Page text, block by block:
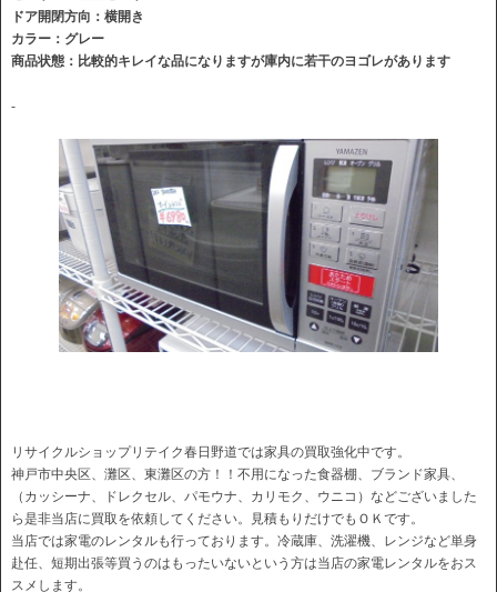
ドア開閉方向：横開き
カラー：グレー
商品状態：比較的キレイな品になりますが庫内に若干のヨゴレがあります
-
リサイクルショップリテイク春日野道では家具の買取強化中です。
神戸市中央区、灘区、東灘区の方！！不用になった食器棚、ブランド家具、
（カッシーナ、ドレクセル、パモウナ、カリモク、ウニコ）などございました
ら是非当店に買取を依頼してください。見積もりだけでもＯＫです。
当店では家電のレンタルも行っております。冷蔵庫、洗濯機、レンジなど単身
赴任、短期出張等買うのはもったいないという方は当店の家電レンタルをおス
スメします。